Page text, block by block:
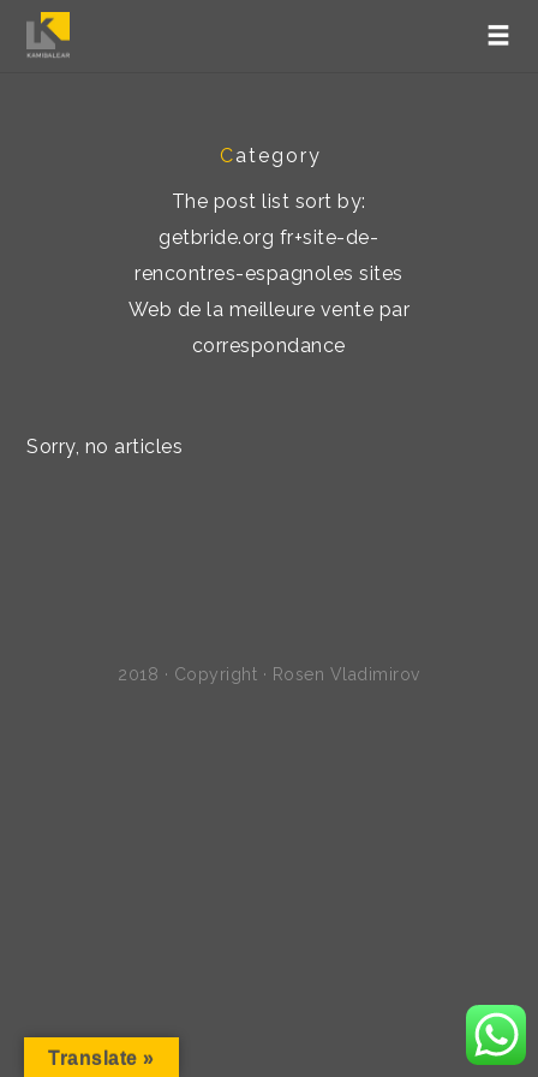
Category
The post list sort by:
getbride.org fr+site-de-
rencontres-espagnoles sites
Web de la meilleure vente par
correspondance
Sorry, no articles
2018 · Copyright · Rosen Vladimirov
Translate »